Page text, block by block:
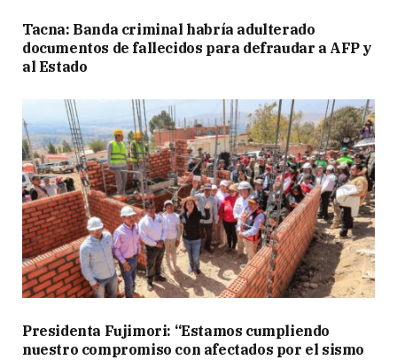
Tacna: Banda criminal habría adulterado
documentos de fallecidos para defraudar a AFP y
al Estado
Presidenta Fujimori: “Estamos cumpliendo
nuestro compromiso con afectados por el sismo